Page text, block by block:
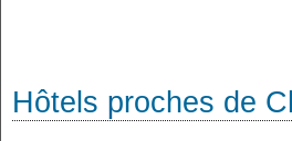
Hôtels proches de